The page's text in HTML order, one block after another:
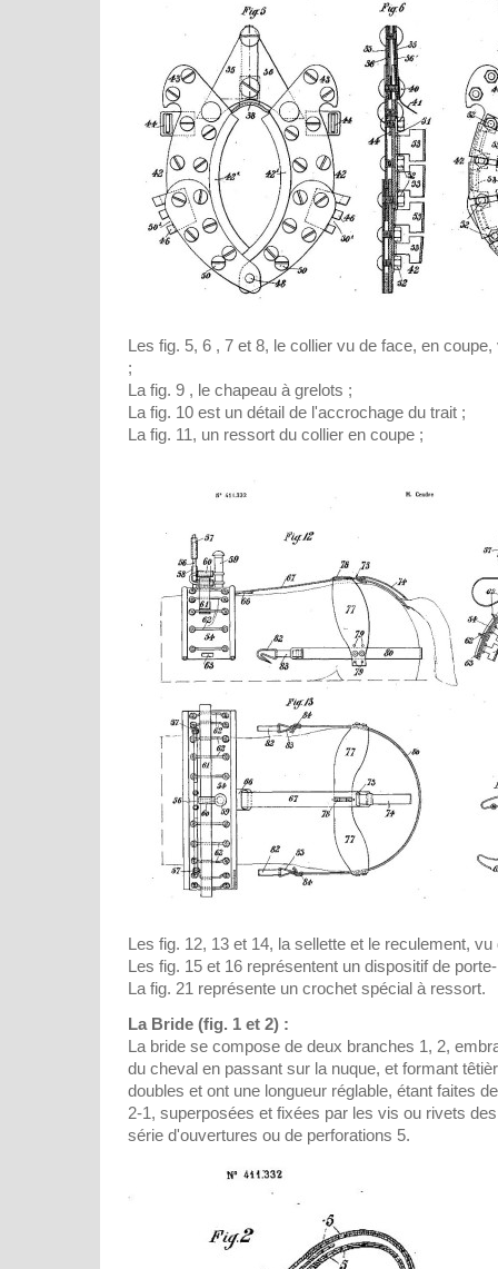
Les fig. 5, 6 , 7 et 8, le collier vu de face, en
;
La fig. 9 , le chapeau à grelots ;
La fig. 10 est un détail de l'accrochage du trait ;
La fig. 11, un ressort du collier en coupe ;
Les fig. 12, 13 et 14, la sellette et le reculement,
Les fig. 15 et 16 représentent un dispositif de
La fig. 21 représente un crochet spécial à ressort.
La Bride (fig. 1 et 2) :
La bride se compose de deux branches 1, 2,
du cheval en passant sur la nuque, et formant
doubles et ont une longueur réglable, étant faites
2-1, superposées et fixées par les vis ou rivets
série d'ouvertures ou de perforations 5.